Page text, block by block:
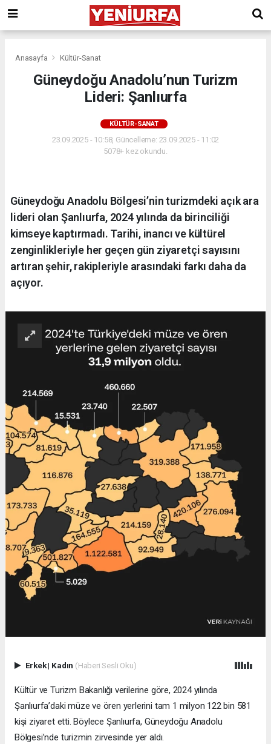
Anasayfa Kültür-Sanat
Güneydoğu Anadolu’nun Turizm
Lideri: Şanlıurfa
KÜLTÜR-SANAT
23.09.2025 - 10:58, Güncelleme: 23.09.2025 - 11:02
5078+ kez okundu.
Güneydoğu Anadolu Bölgesi’nin turizmdeki açık ara
lideri olan Şanlıurfa, 2024 yılında da birinciliği
kimseye kaptırmadı. Tarihi, inancı ve kültürel
zenginlikleriyle her geçen gün ziyaretçi sayısını
artıran şehir, rakipleriyle arasındaki farkı daha da
açıyor.
Erkek| Kadın (Haberi Sesli Oku)
Kültür ve Turizm Bakanlığı verilerine göre, 2024 yılında
Şanlıurfa’daki müze ve ören yerlerini tam 1 milyon 122 bin 581
kişi ziyaret etti. Böylece Şanlıurfa, Güneydoğu Anadolu
Bölgesi’nde turizmin zirvesinde yer aldı.